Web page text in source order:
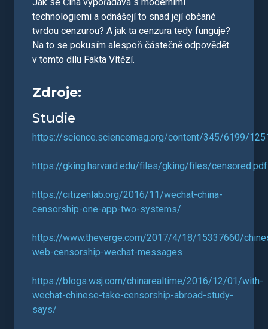
technologiemi a odnášejí to snad její občané
tvrdou cenzurou? A jak ta cenzura tedy funguje?
Na to se pokusím alespoň částečně odpovědět
v tomto dílu Fakta Vítězí.
Zdroje:
Studie
https://science.sciencemag.org/content/345/6199/
https://gking.harvard.edu/files/gking/files/censored.pdf
https://citizenlab.org/2016/11/wechat-china-
censorship-one-app-two-systems/
https://www.theverge.com/2017/4/18/15337660/
web-censorship-wechat-messages
https://blogs.wsj.com/chinarealtime/2016/12/01/with-
wechat-chinese-take-censorship-abroad-study-
says/